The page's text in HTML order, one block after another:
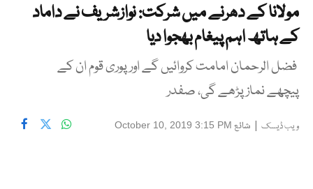
مولانا کے دھرنے میں شرکت: نوازشریف نے داماد
کے ہاتھ اہم پیغام بھجوا دیا
فضل الرحمان امامت کروائیں گے اور پوری قوم ان کے
پیچھے نماز پڑھے گی، صفدر
ویب ڈیسک | شائع October 10, 2019 3:15 PM